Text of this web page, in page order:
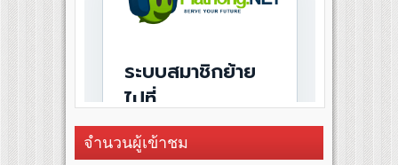
จำนวนผู้เข้าชม